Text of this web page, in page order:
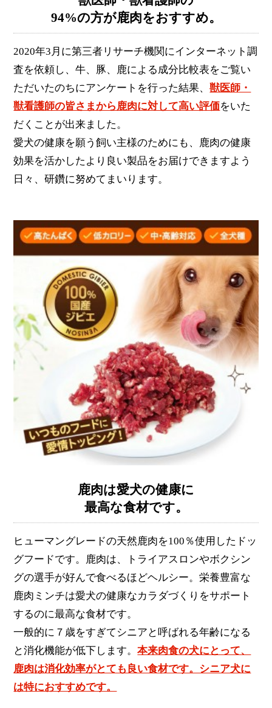
94%の方が鹿肉をおすすめ。
2020年3月に第三者リサーチ機関にインターネット調
査を依頼し、牛、豚、鹿による成分比較表をご覧い
ただいたのちにアンケートを行った結果、獣医師・
獣看護師の皆さまから鹿肉に対して高い評価をいた
だくことが出来ました。
愛犬の健康を願う飼い主様のためにも、鹿肉の健康
効果を活かしたより良い製品をお届けできますよう
日々、研鑽に努めてまいります。
鹿肉は愛犬の健康に
最高な食材です。
ヒューマングレードの天然鹿肉を100％使用したドッ
グフードです。鹿肉は、トライアスロンやボクシン
グの選手が好んで食べるほどヘルシー。栄養豊富な
鹿肉ミンチは愛犬の健康なカラダづくりをサポート
するのに最高な食材です。
一般的に７歳をすぎてシニアと呼ばれる年齢になる
と消化機能が低下します。本来肉食の犬にとって、
鹿肉は消化効率がとても良い食材です。シニア犬に
は特におすすめです。